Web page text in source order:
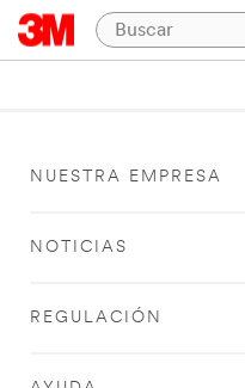
NUESTRA EMPRESA
NOTICIAS
REGULACIÓN